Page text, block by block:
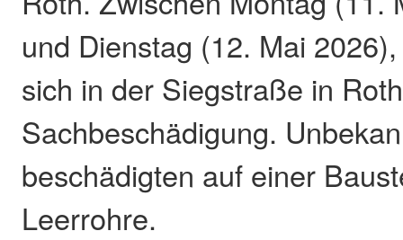
und Dienstag (12. Mai
sich in der Siegstraße in
Sachbeschädigung.
beschädigten auf einer
Leerrohre.